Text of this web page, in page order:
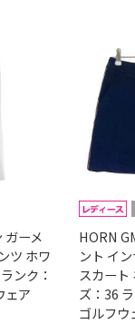
ガーメ
ツ ホワ
ンク：
ェア
HORN
ント イ
スカート
ズ：36
ゴルフウ